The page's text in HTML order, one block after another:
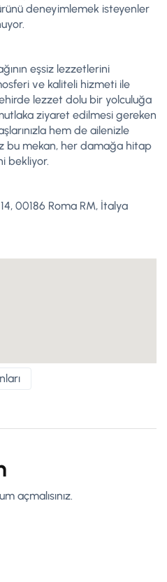
deneyimlemek isteyenler
eşsiz lezzetlerini
ve kaliteli hizmeti ile
lezzet dolu bir yolculuğa
ziyaret edilmesi gereken
hem de ailenizle
bu mekan, her damağa hitap
bekliyor.
00186 Roma RM, İtalya
açmalısınız.